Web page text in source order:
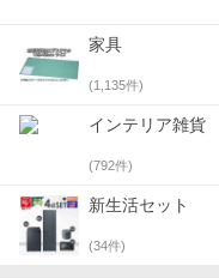
家具
(1,135件)
インテリア雑貨
(792件)
新生活セット
(34件)